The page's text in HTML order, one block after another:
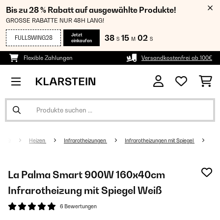
Bis zu 28 % Rabatt auf ausgewählte Produkte!
GROSSE RABATTE NUR 48H LANG!
FULLSWING28
Jetzt
einkaufen
38 S 15 M 01 S
Flexible Zahlungen Versandkostenfrei ab 100€
Heizen Infrarotheizungen Infrarotheizungen mit Spiegel
La Palma Smart 900W 160x40cm
Infrarotheizung mit Spiegel Weiß
6 Bewertungen